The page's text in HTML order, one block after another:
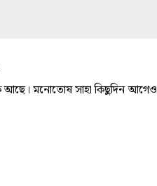
মনোতোষ সাহা কিছুদিন আগেও